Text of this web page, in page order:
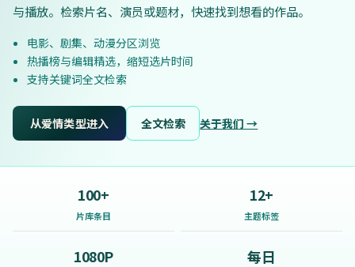
与播放。检索片名、演员或题材，快速找到想看的作品。
电影、剧集、动漫分区浏览
热播榜与编辑精选，缩短选片时间
支持关键词全文检索
从爱情类型进入 全文检索 关于我们 →
100+
片库条目
12+
主题标签
1080P 每日